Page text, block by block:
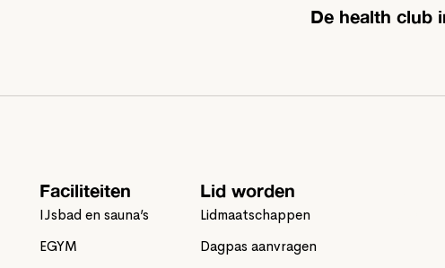
De health club
Faciliteiten
IJsbad en sauna’s
EGYM
Lid worden
Lidmaatschappen
Dagpas aanvragen